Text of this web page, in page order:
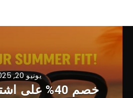
يونيو 20, 2025